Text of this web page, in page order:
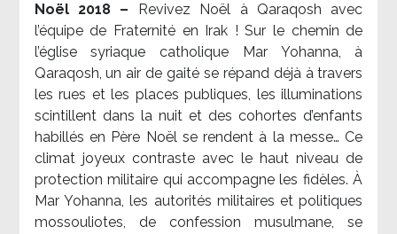
Noël 2018 –
Revivez Noël à Qaraqosh avec
l’équipe de Fraternité en Irak ! Sur le chemin de
l’église syriaque catholique Mar Yohanna, à
Qaraqosh, un air de gaité se répand déjà à travers
les rues et les places publiques, les illuminations
scintillent dans la nuit et des cohortes d’enfants
habillés en Père Noël se rendent à la messe… Ce
climat joyeux contraste avec le haut niveau de
protection militaire qui accompagne les fidèles. À
Mar Yohanna, les autorités militaires et politiques
mossouliotes, de confession musulmane, se